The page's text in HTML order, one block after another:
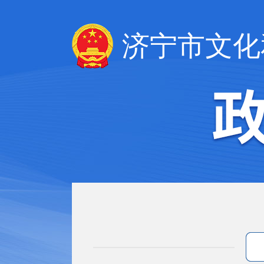
济宁市文